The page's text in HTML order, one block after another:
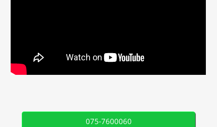
075-7600060